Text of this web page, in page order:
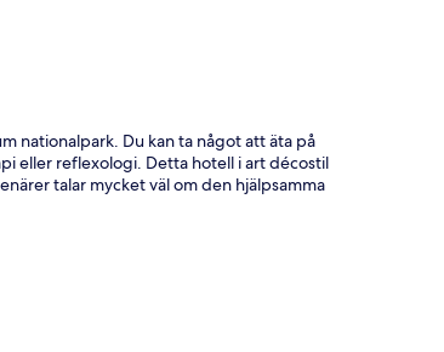
nationalpark. Du kan ta något att äta på
eller reflexologi. Detta hotell i art décostil
talar mycket väl om den hjälpsamma